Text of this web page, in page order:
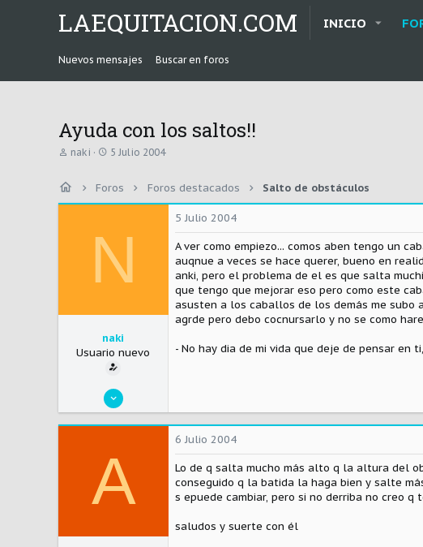
LAEQUITACION.COM INICIO
Nuevos mensajes Buscar en foros
Ayuda con los saltos!!
A
o
r
naki
F
h
a
n
5 Julio 2004
Foros Foros destacados Salto de obstáculos
N
naki
Usuario nuevo
5 Julio 2004
4
Visitar el sitio
5 Julio 2004
A ver como empiezo... comos aben tengo un
auqnue a veces se hace querer, bueno en
anki, pero el problema de el es que salta
que tengo que mejorar eso pero como este
asusten a los caballos de los demás me subo
agrde pero debo cocnursarlo y no se como
- No hay dia de mi vida que deje de pensar en
A
6 Julio 2004
Lo de q salta mucho más alto q la altura del
conseguido q la batida la haga bien y salte
s epuede cambiar, pero si no derriba no creo q
saludos y suerte con él